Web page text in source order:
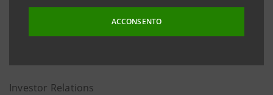
ACCONSENTO
della Circolare 263/2006 e della Circolare 285/2013.
Investor Relations